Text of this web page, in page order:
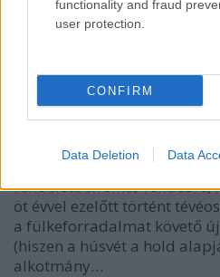
functionality and fraud
user protection.
CONFIRM
Data Deletion Data
hihetnék, hogy politikai
Üdvözlet a győzőnek!
dzsumbuj•2011. október 03.
Mára már nem tudjuk,
rendeletben sincs rendezve,
öt évvel ezelőtt történt
a fülkeforradalmat követő új
(hiszen a húsvét a hold
alkotmány…